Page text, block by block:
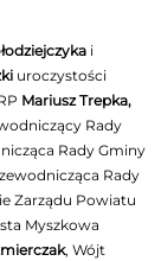
i
uroczystości
Mariusz Trepka,
Rady
Rady Gminy
Rady
Zarządu Powiatu
Myszkowa
, Wójt